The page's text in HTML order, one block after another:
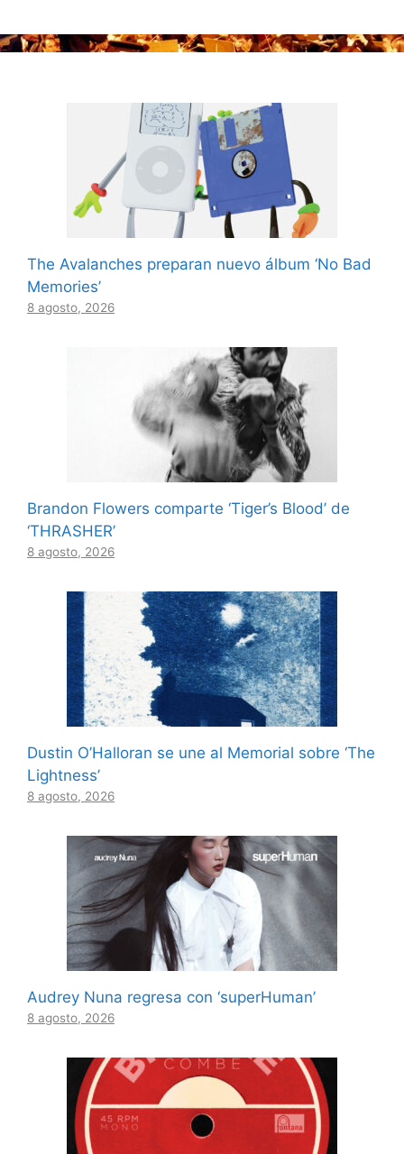
The Avalanches preparan nuevo álbum ‘No Bad
Memories’
8 agosto, 2026
Brandon Flowers comparte ‘Tiger’s Blood’ de
‘THRASHER’
8 agosto, 2026
Dustin O’Halloran se une al Memorial sobre ‘The
Lightness’
8 agosto, 2026
Audrey Nuna regresa con ‘superHuman’
8 agosto, 2026